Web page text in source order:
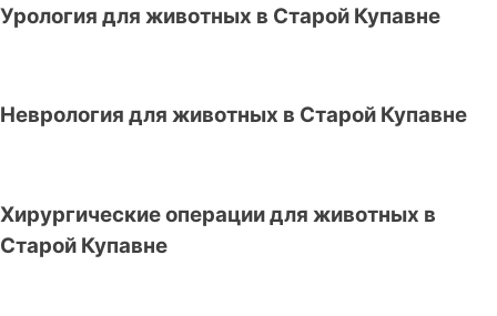
Урология для животных в Старой Купавне
Неврология для животных в Старой Купавне
Хирургические операции для животных в
Старой Купавне